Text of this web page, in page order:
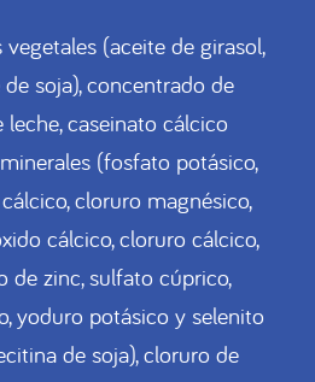
(aceite de girasol,
soja), concentrado de
caseinato cálcico
(fosfato potásico,
cloruro magnésico,
cálcico, cloruro cálcico,
de zinc, sulfato cúprico,
yoduro potásico y selenito
de soja), cloruro de